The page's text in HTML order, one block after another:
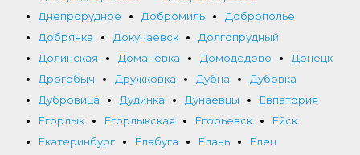
Днепрорудное
Добромиль
Доброполье
Добрянка
Докучаевск
Долгопрудный
Долинская
Доманёвка Домодедово
Донецк
Дрогобыч
Дружковка Дубна
Дубовка
Дубровица
Дудинка Дунаевцы
Евпатория
Егорлык
Егорлыкская Егорьевск
Ейск
Екатеринбург
Елабуга Елань
Елец